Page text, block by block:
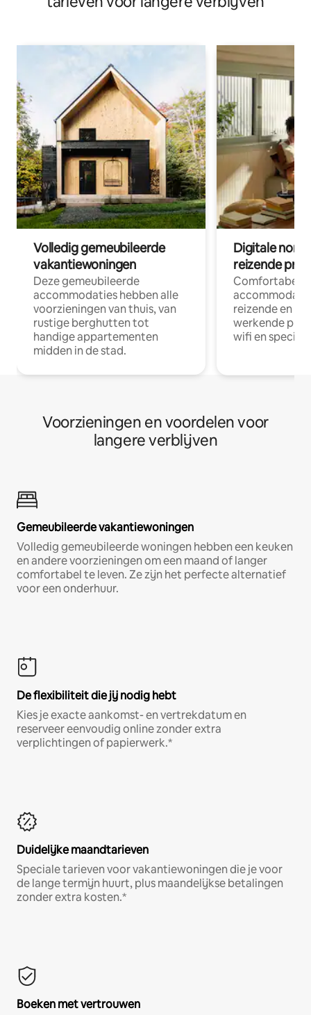
Volledig gemeubileerde
vakantiewoningen
Deze gemeubileerde
accommodaties hebben alle
voorzieningen van thuis, van
rustige berghutten tot
handige appartementen
midden in de stad.
Digitale
reizende
Comfortabele
reizende en
werkende
wifi en
Voorzieningen en voordelen voor
langere verblijven
Gemeubileerde vakantiewoningen
Volledig gemeubileerde woningen hebben een keuken
en andere voorzieningen om een maand of langer
comfortabel te leven. Ze zijn het perfecte alternatief
voor een onderhuur.
De flexibiliteit die jij nodig hebt
Kies je exacte aankomst- en vertrekdatum en
reserveer eenvoudig online zonder extra
verplichtingen of papierwerk.*
Duidelijke maandtarieven
Speciale tarieven voor vakantiewoningen die je voor
de lange termijn huurt, plus maandelijkse betalingen
zonder extra kosten.*
Boeken met vertrouwen